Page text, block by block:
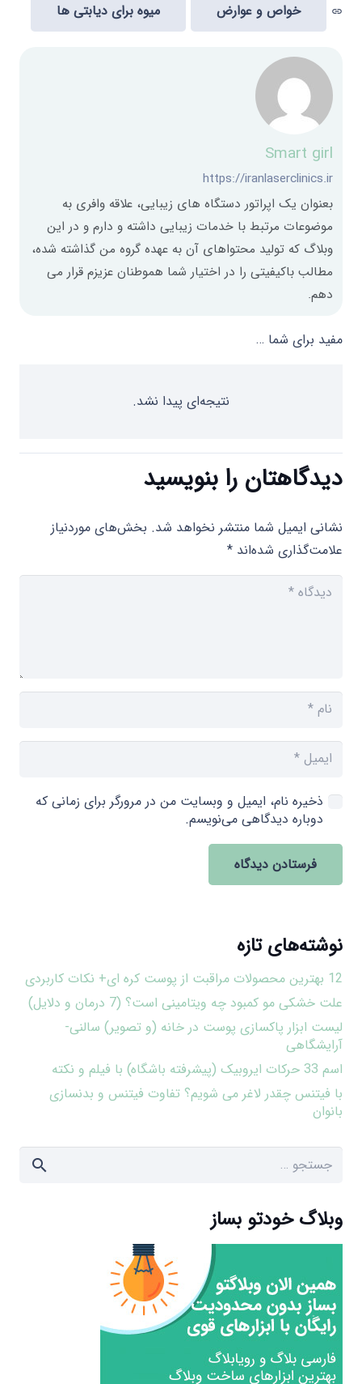
link خواص و عوارض میوه برای دیابتی ها
Smart girl
https://iranlaserclinics.ir
بعنوان یک اپراتور دستگاه های زیبایی، علاقه وافری به
موضوعات مرتبط با خدمات زیبایی داشته و دارم و در این
وبلاگ که تولید محتواهای آن به عهده گروه من گذاشته شده،
مطالب باکیفیتی را در اختیار شما هموطنان عزیزم قرار می
دهم.
مفید برای شما …
نتیجه‌ای پیدا نشد.
دیدگاهتان را بنویسید
نشانی ایمیل شما منتشر نخواهد شد. بخش‌های موردنیاز
علامت‌گذاری شده‌اند *
ذخیره نام، ایمیل و وبسایت من در مرورگر برای زمانی که
دوباره دیدگاهی می‌نویسم.
فرستادن دیدگاه
نوشته‌های تازه
12 بهترین محصولات مراقبت از پوست کره ای+ نکات کاربردی
علت خشکی مو کمبود چه ویتامینی است؟ (7 درمان و دلایل)
لیست ابزار پاکسازی پوست در خانه (و تصویر) سالنی-
آرایشگاهی
اسم 33 حرکات ایروبیک (پیشرفته باشگاه) با فیلم و نکته
با فیتنس چقدر لاغر می شویم؟ تفاوت فیتنس و بدنسازی
بانوان
جستجو
وبلاگ خودتو بساز